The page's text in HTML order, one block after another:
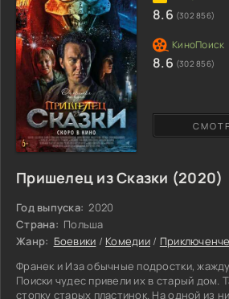
отличной идеей. Но затем
сильный
Пришелец из Сказки (2020)
Год выпуска: 2020
Страна: Польша
Жанр: Боевики / Комедии /
Франек и Иза обычные подростки,
Поиски чудес привели их в старый дом.
стопку старых пластинок. На одной из
8.6 (302 856)
8.6 (302 856)